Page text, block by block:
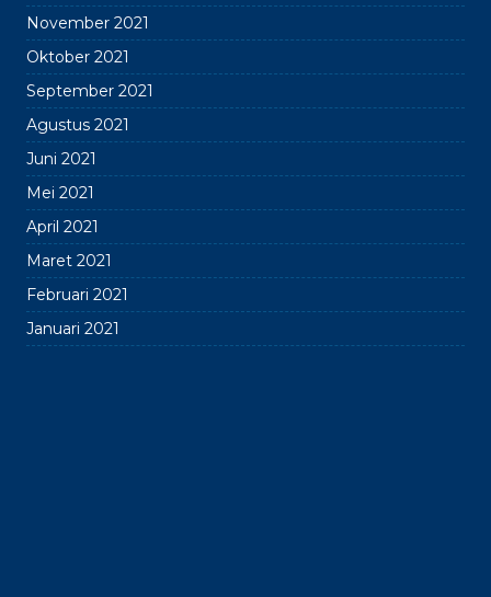
November 2021
Oktober 2021
September 2021
Agustus 2021
Juni 2021
Mei 2021
April 2021
Maret 2021
Februari 2021
Januari 2021